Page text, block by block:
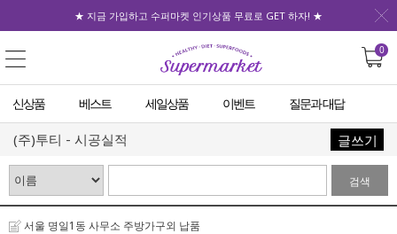
★ 지금 가입하고 수퍼마켓 인기상품 무료로 GET 하자! ★
0
신상품 베스트 세일상품 이벤트 질문과 대답
(주)투티 - 시공실적 글쓰기
검색
서울 명일1동 사무소 주방가구외 납품